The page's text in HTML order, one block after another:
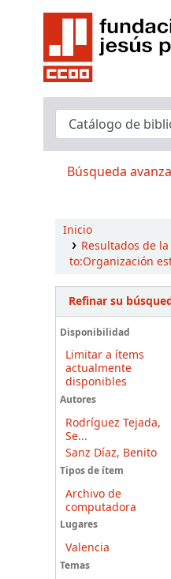
Búsqueda
Inicio
Resultados de
to:Organización
Refinar su
Disponibilidad
Limitar a ítems
actualmente
disponibles
Autores
Rodríguez Tejada,
Se...
Sanz Díaz, Benito
Tipos de ítem
Archivo de
computadora
Lugares
Valencia
Temas